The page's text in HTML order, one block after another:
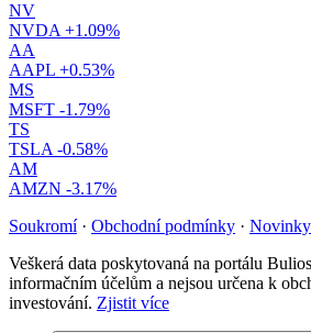
NV
NVDA +1.09%
AA
AAPL +0.53%
MS
MSFT -1.79%
TS
TSLA -0.58%
AM
AMZN -3.17%
Soukromí · Obchodní podmínky · Novinky
Veškerá data poskytovaná na portálu
informačním účelům a nejsou určena k
investování. Zjistit více